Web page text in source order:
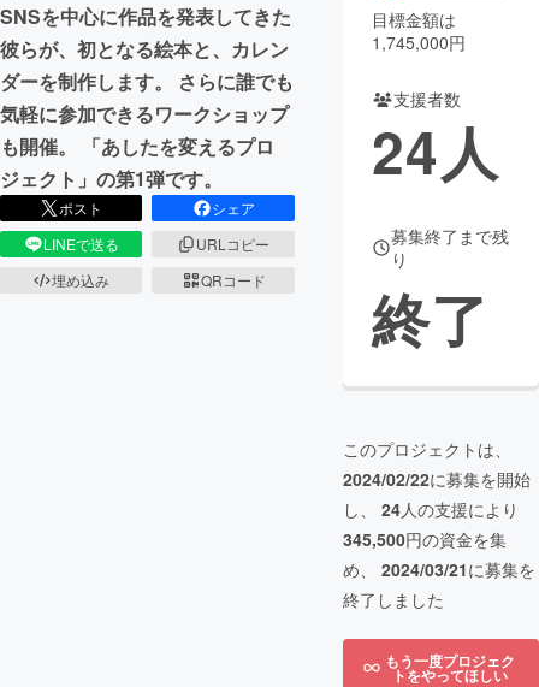
CAMPFIREふるさと納税machi-ya コミュニティ
SNSを中心に作品を発表してきた
彼らが、初となる絵本と、カレン
ダーを制作します。 さらに誰でも
気軽に参加できるワークショップ
も開催。 「あしたを変えるプロ
ジェクト」の第1弾です。
ポスト
シェア
LINEで送る
URLコピー
埋め込み
QRコード
目標金額は
1,745,000円
支援者数
24人
募集終了まで残
り
終了
このプロジェクトは、
2024/02/22に募集を開始
し、 24人の支援により
345,500円の資金を集
め、 2024/03/21に募集を
終了しました
もう一度プロジェク
トをやってほしい